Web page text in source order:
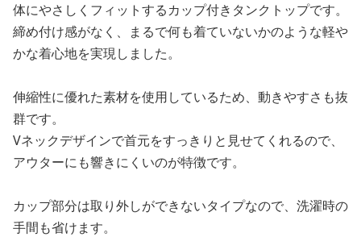
体にやさしくフィットするカップ付きタンクトップです。
締め付け感がなく、まるで何も着ていないかのような軽や
かな着心地を実現しました。
伸縮性に優れた素材を使用しているため、動きやすさも抜
群です。
Vネックデザインで首元をすっきりと見せてくれるので、
アウターにも響きにくいのが特徴です。
カップ部分は取り外しができないタイプなので、洗濯時の
手間も省けます。